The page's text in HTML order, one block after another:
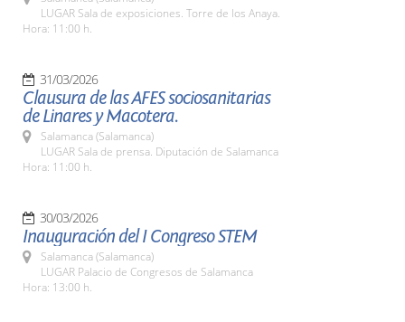
LUGAR Sala de exposiciones. Torre de los Anaya.
Hora: 11:00 h.
31/03/2026
Clausura de las AFES sociosanitarias
de Linares y Macotera.
Salamanca (Salamanca)
LUGAR Sala de prensa. Diputación de Salamanca
Hora: 11:00 h.
30/03/2026
Inauguración del I Congreso STEM
Salamanca (Salamanca)
LUGAR Palacio de Congresos de Salamanca
Hora: 13:00 h.